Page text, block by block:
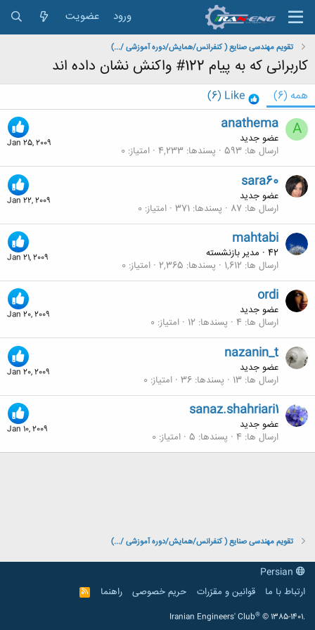
ورود عضویت
تقویم مهندسی صنایع ( کنفرانس/همایش/دوره آموزشی /...)
کاربرانی که به پیام 122# واکنش نشان داده اند
همه (6)
Like
(6)
A
Jan 25, 2009
anathema
عضو جدید
ارسال ها 593 پسندها 4,233 امتیاز 0
Jan 22, 2009
sara60
عضو جدید
ارسال ها 87 پسندها 371 امتیاز 0
Jan 21, 2009
mahtabi
مدیر بازنشسته · 42
ارسال ها 1,612 پسندها 2,365 امتیاز 0
Jan 20, 2009
ordi
عضو جدید
ارسال ها 4 پسندها 12 امتیاز 0
Jan 20, 2009
nazanin_t
عضو جدید
ارسال ها 13 پسندها 36 امتیاز 0
Jan 10, 2009
sanaz.shahriari1
عضو جدید
ارسال ها 4 پسندها 5 امتیاز 0
تقویم مهندسی صنایع ( کنفرانس/همایش/دوره آموزشی /...)
ارتباط با ما
قوانین و مقرّرات حریم خصوصی راهنما
R
S
Iranian Engineers' Club® © 1385-1401.